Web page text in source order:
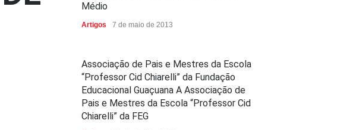
Médio
Artigos 7 de maio de 2013
Associação de Pais e Mestres da Escola
“Professor Cid Chiarelli” da Fundação
Educacional Guaçuana A Associação de
Pais e Mestres da Escola “Professor Cid
Chiarelli” da FEG